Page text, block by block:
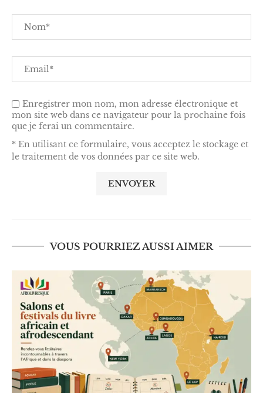
Enregistrer mon nom, mon adresse électronique et
mon site web dans ce navigateur pour la prochaine fois
que je ferai un commentaire.
* En utilisant ce formulaire, vous acceptez le stockage et
le traitement de vos données par ce site web.
VOUS POURRIEZ AUSSI AIMER